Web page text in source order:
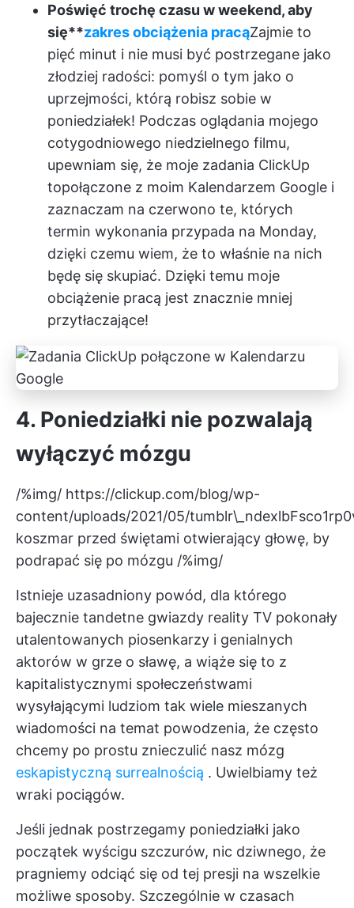
Poświęć trochę czasu w weekend, aby
się**zakres obciążenia pracąZajmie to
pięć minut i nie musi być postrzegane jako
złodziej radości: pomyśl o tym jako o
uprzejmości, którą robisz sobie w
poniedziałek! Podczas oglądania mojego
cotygodniowego niedzielnego filmu,
upewniam się, że moje zadania ClickUp
topołączone z moim Kalendarzem Google i
zaznaczam na czerwono te, których
termin wykonania przypada na Monday,
dzięki czemu wiem, że to właśnie na nich
będę się skupiać. Dzięki temu moje
obciążenie pracą jest znacznie mniej
przytłaczające!
4. Poniedziałki nie pozwalają
wyłączyć mózgu
/%img/ https://clickup.com/blog/wp-
content/uploads/2021/05/
koszmar przed świętami otwierający głowę, by
podrapać się po mózgu /%img/
Istnieje uzasadniony powód, dla którego
bajecznie tandetne gwiazdy reality TV pokonały
utalentowanych piosenkarzy i genialnych
aktorów w grze o sławę, a wiąże się to z
kapitalistycznymi społeczeństwami
wysyłającymi ludziom tak wiele mieszanych
wiadomości na temat powodzenia, że często
chcemy po prostu znieczulić nasz mózg
eskapistyczną surrealnością . Uwielbiamy też
wraki pociągów.
Jeśli jednak postrzegamy poniedziałki jako
początek wyścigu szczurów, nic dziwnego, że
pragniemy odciąć się od tej presji na wszelkie
możliwe sposoby. Szczególnie w czasach